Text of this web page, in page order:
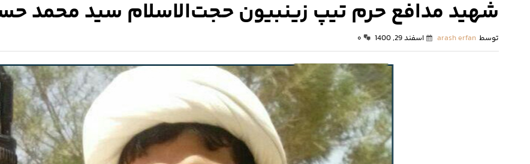
شهید مدافع حرم تیپ زینبیون حجت‌الاسلام سید محمد
توسط arash erfan اسفند 29, 1400 ۰